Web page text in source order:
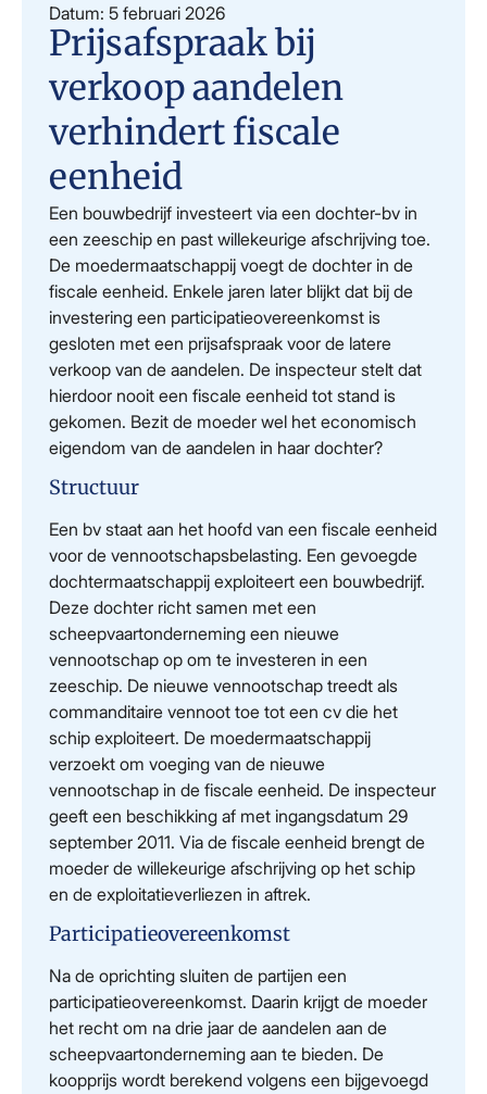
Datum: 5 februari 2026
Prijsafspraak bij
verkoop aandelen
verhindert fiscale
eenheid
Een bouwbedrijf investeert via een dochter-bv in
een zeeschip en past willekeurige afschrijving toe.
De moedermaatschappij voegt de dochter in de
fiscale eenheid. Enkele jaren later blijkt dat bij de
investering een participatieovereenkomst is
gesloten met een prijsafspraak voor de latere
verkoop van de aandelen. De inspecteur stelt dat
hierdoor nooit een fiscale eenheid tot stand is
gekomen. Bezit de moeder wel het economisch
eigendom van de aandelen in haar dochter?
Structuur
Een bv staat aan het hoofd van een fiscale eenheid
voor de vennootschapsbelasting. Een gevoegde
dochtermaatschappij exploiteert een bouwbedrijf.
Deze dochter richt samen met een
scheepvaartonderneming een nieuwe
vennootschap op om te investeren in een
zeeschip. De nieuwe vennootschap treedt als
commanditaire vennoot toe tot een cv die het
schip exploiteert. De moedermaatschappij
verzoekt om voeging van de nieuwe
vennootschap in de fiscale eenheid. De inspecteur
geeft een beschikking af met ingangsdatum 29
september 2011. Via de fiscale eenheid brengt de
moeder de willekeurige afschrijving op het schip
en de exploitatieverliezen in aftrek.
Participatieovereenkomst
Na de oprichting sluiten de partijen een
participatieovereenkomst. Daarin krijgt de moeder
het recht om na drie jaar de aandelen aan de
scheepvaartonderneming aan te bieden. De
koopprijs wordt berekend volgens een bijgevoegd